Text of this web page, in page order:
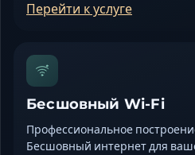
Перейти к услуге
Бесшовный Wi-Fi
Профессиональное
Бесшовный интернет для